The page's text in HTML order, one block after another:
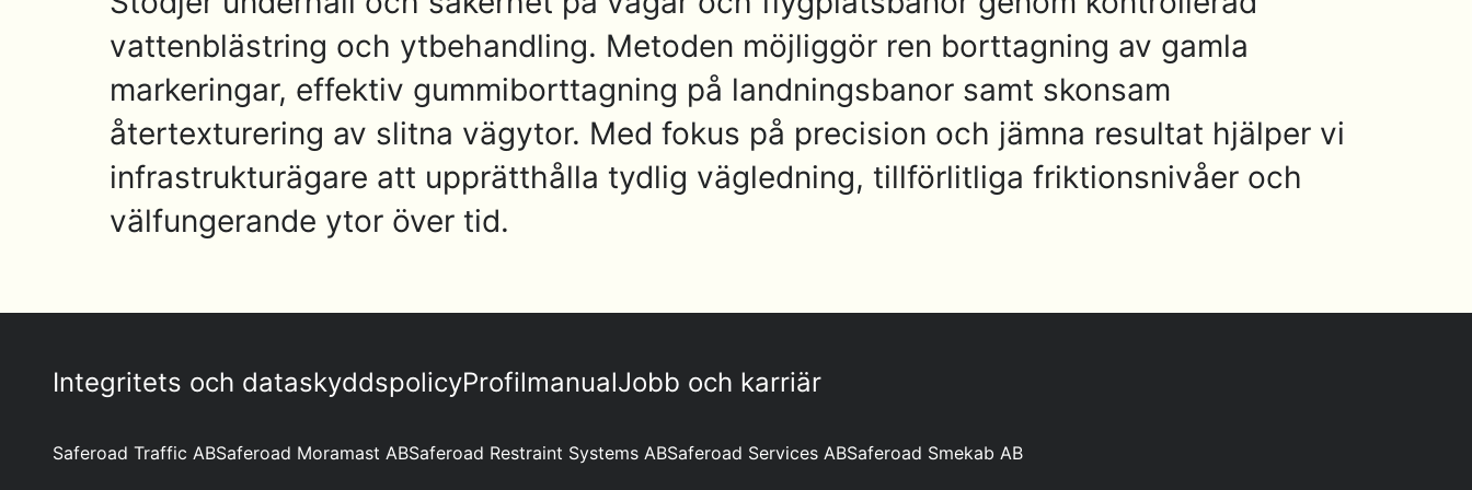
vattenblästring och ytbehandling. Metoden möjliggör ren borttagning av gamla
markeringar, effektiv gummiborttagning på landningsbanor samt skonsam
återtexturering av slitna vägytor. Med fokus på precision och jämna resultat hjälper vi
infrastrukturägare att upprätthålla tydlig vägledning, tillförlitliga friktionsnivåer och
välfungerande ytor över tid.
Integritets och dataskyddspolicyProfilmanualJobb och karriär
Saferoad Traffic ABSaferoad Moramast ABSaferoad Restraint Systems ABSaferoad Services ABSaferoad Smekab AB